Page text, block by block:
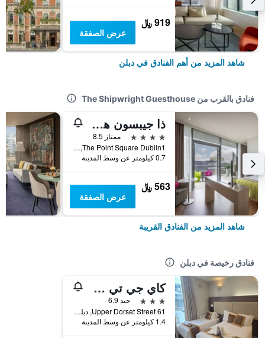
919 ﷼
عرض الصفقة
شاهد المزيد من أهم الفنادق في دبلن
فنادق بالقرب من The Shipwright Guesthouse
ذا جيبسون هوتل دوبلين سيتي
4 نجوم
ممتاز 8.5
The Point Square Dublin1, دبلن, أيرلندا
0.7 كيلومتر عن وسط المدينة
563 ﷼
عرض الصفقة
شاهد المزيد من الفنادق القريبة
فنادق رخيصة في دبلن
كاي جي تي هاوس
3 نجوم
جيد 6.9
61 Upper Dorset Street, دبلن, أيرلندا
1.4 كيلومتر عن وسط المدينة